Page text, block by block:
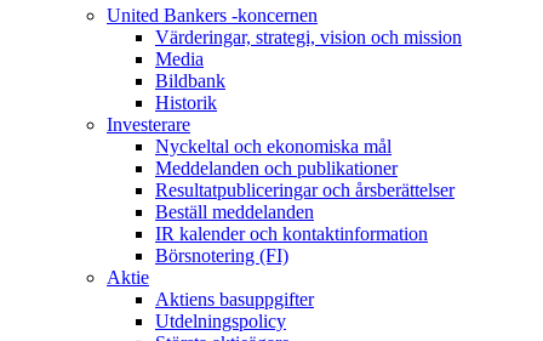
United Bankers -koncernen
Värderingar, strategi, vision och mission
Media
Bildbank
Historik
Investerare
Nyckeltal och ekonomiska mål
Meddelanden och publikationer
Resultatpubliceringar och årsberättelser
Beställ meddelanden
IR kalender och kontaktinformation
Börsnotering (FI)
Aktie
Aktiens basuppgifter
Utdelningspolicy